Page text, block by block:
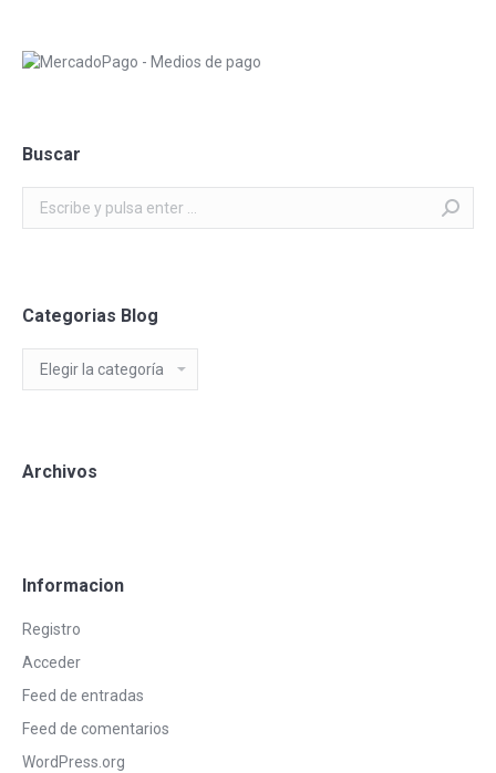
Buscar
Buscar:
Categorias Blog
Categorias
Blog
Archivos
Informacion
Registro
Acceder
Feed de entradas
Feed de comentarios
WordPress.org